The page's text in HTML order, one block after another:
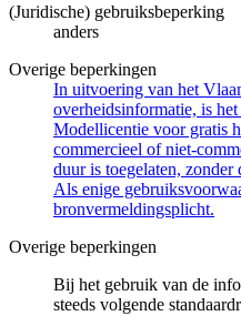
(Juridische) gebruiksbeperking
anders
Overige beperkingen
In uitvoering van het
overheidsinformatie, is
Modellicentie voor gratis
commercieel of niet-
duur is toegelaten, zonder
Als enige
bronvermeldingsplicht.
Overige beperkingen
Bij het gebruik van de
steeds volgende